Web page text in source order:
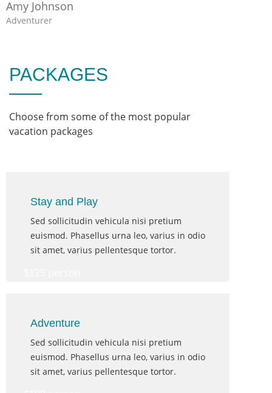
Amy Johnson
Adventurer
PACKAGES
Choose from some of the most popular
vacation packages
Stay and Play
Sed sollicitudin vehicula nisi pretium
euismod. Phasellus urna leo, varius in odio
sit amet, varius pellentesque tortor.
Adventure
Sed sollicitudin vehicula nisi pretium
euismod. Phasellus urna leo, varius in odio
sit amet, varius pellentesque tortor.